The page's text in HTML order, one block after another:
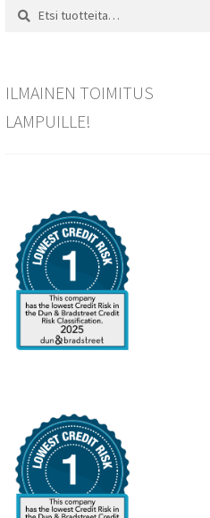
Etsi:
Haku
ILMAINEN TOIMITUS
LAMPUILLE!